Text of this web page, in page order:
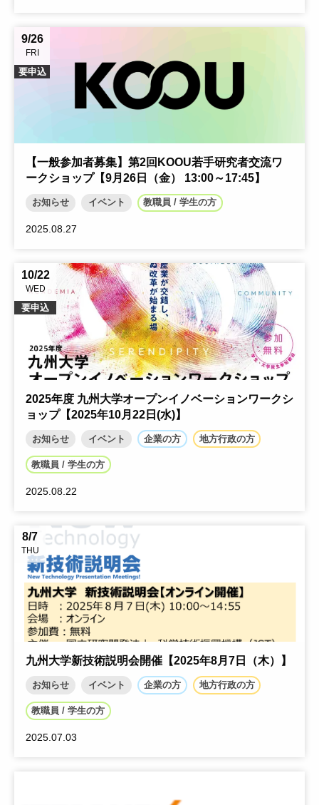
9/26
FRI
要申込
【一般参加者募集】第2回KOOU若手研究者交流ワ
ークショップ【9月26日（金） 13:00～17:45】
お知らせ イベント 教職員 / 学生の方
2025.08.27
10/22
WED
要申込
2025年度 九州大学オープンイノベーションワークシ
ョップ【2025年10月22日(水)】
お知らせ イベント 企業の方 地方行政の方
教職員 / 学生の方
2025.08.22
8/7
THU
九州大学新技術説明会開催【2025年8月7日（木）】
お知らせ イベント 企業の方 地方行政の方
教職員 / 学生の方
2025.07.03